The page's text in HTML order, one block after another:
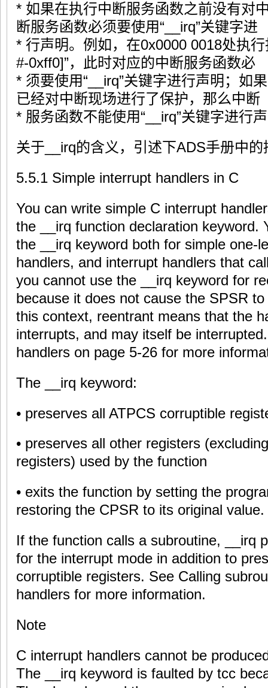
* 如果在执行中断服务函数之前没有对
断服务函数必须要使用“__irq”关键字进
* 行声明。例如，在0x0000 0018处执
#-0xff0]”，此时对应的中断服务函数必
* 须要使用“__irq”关键字进行声明；如
已经对中断现场进行了保护，那么中断
* 服务函数不能使用“__irq”关键字进行
关于__irq的含义，引述下ADS手册中的
5.5.1 Simple interrupt handlers in C
You can write simple C interrupt
the __irq function declaration keyword.
the __irq keyword both for simple one-
handlers, and interrupt handlers that
you cannot use the __irq keyword for
because it does not cause the SPSR
this context, reentrant means that the
interrupts, and may itself be
handlers on page 5-26 for more
The __irq keyword:
• preserves all ATPCS corruptible
• preserves all other registers
registers) used by the function
• exits the function by setting the
restoring the CPSR to its original value.
If the function calls a subroutine, __irq
for the interrupt mode in addition to
corruptible registers. See Calling
handlers for more information.
Note
C interrupt handlers cannot be
The __irq keyword is faulted by tcc